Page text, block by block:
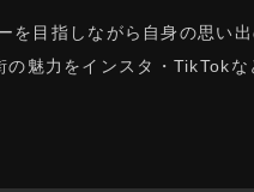
目指しながら自身の思い
魅力をインスタ・TikTokな